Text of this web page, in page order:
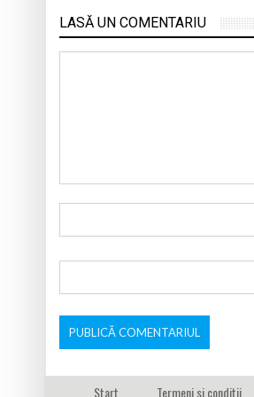
LASĂ UN COMENTARIU
Start Termeni si conditii